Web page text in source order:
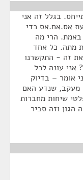
בגלל זה אני
אס.אם.אס כדי
הרי מה
מתה. כל אחד
את זה - התקשרנו
אני עונה לכל
אומר – בדיוק
מעקב, שנדע האם
שיחות מחברות
הגון וזה סביר